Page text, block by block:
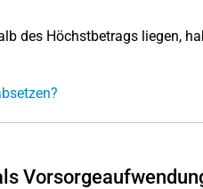
des Höchstbetrags liegen,